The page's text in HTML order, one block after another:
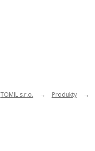
TOMIL s.r.o. Produkty